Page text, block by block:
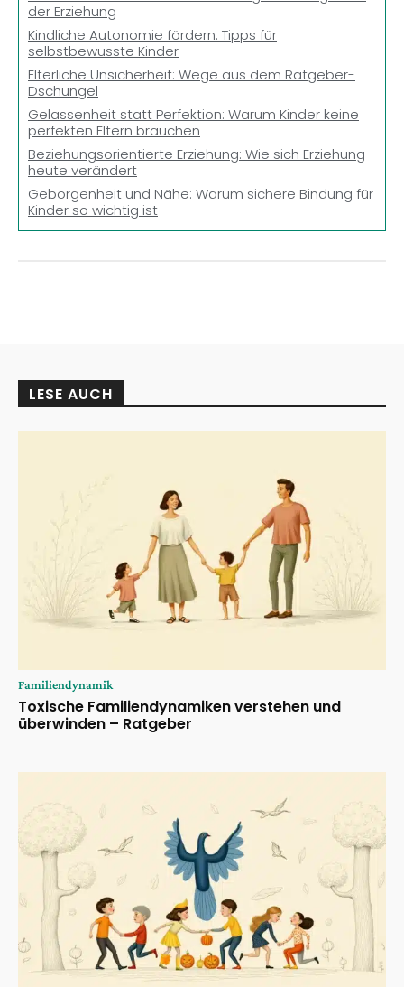
der Erziehung
Kindliche Autonomie fördern: Tipps für
selbstbewusste Kinder
Elterliche Unsicherheit: Wege aus dem Ratgeber-
Dschungel
Gelassenheit statt Perfektion: Warum Kinder keine
perfekten Eltern brauchen
Beziehungsorientierte Erziehung: Wie sich Erziehung
heute verändert
Geborgenheit und Nähe: Warum sichere Bindung für
Kinder so wichtig ist
LESE AUCH
Familiendynamik
Toxische Familiendynamiken verstehen und
überwinden – Ratgeber